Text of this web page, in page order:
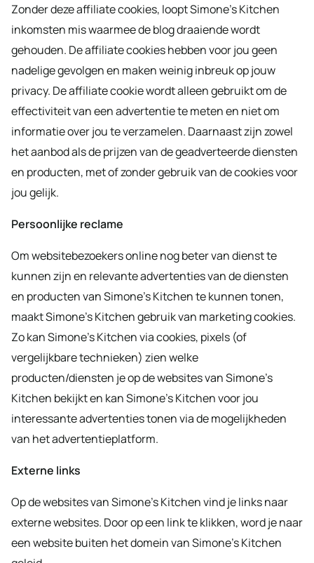
Zonder deze affiliate cookies, loopt Simone’s Kitchen
inkomsten mis waarmee de blog draaiende wordt
gehouden. De affiliate cookies hebben voor jou geen
nadelige gevolgen en maken weinig inbreuk op jouw
privacy. De affiliate cookie wordt alleen gebruikt om de
effectiviteit van een advertentie te meten en niet om
informatie over jou te verzamelen. Daarnaast zijn zowel
het aanbod als de prijzen van de geadverteerde diensten
en producten, met of zonder gebruik van de cookies voor
jou gelijk.
Persoonlijke reclame
Om websitebezoekers online nog beter van dienst te
kunnen zijn en relevante advertenties van de diensten
en producten van Simone’s Kitchen te kunnen tonen,
maakt Simone’s Kitchen gebruik van marketing cookies.
Zo kan Simone’s Kitchen via cookies, pixels (of
vergelijkbare technieken) zien welke
producten/diensten je op de websites van Simone’s
Kitchen bekijkt en kan Simone’s Kitchen voor jou
interessante advertenties tonen via de mogelijkheden
van het advertentieplatform.
Externe links
Op de websites van Simone’s Kitchen vind je links naar
externe websites. Door op een link te klikken, word je naar
een website buiten het domein van Simone’s Kitchen